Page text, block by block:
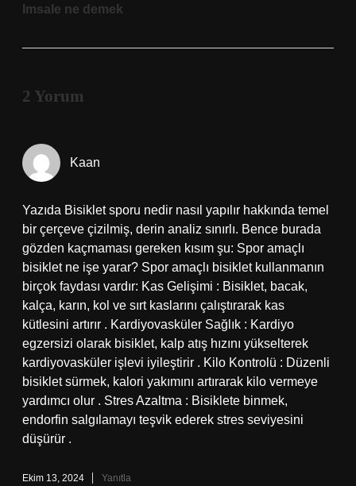
Imsale ne demek
2 Yorum
Kaan
Yazıda Bisiklet sporu nedir nasıl yapılır hakkında temel
bir çerçeve çizilmiş, derin analiz sınırlı. Bence burada
gözden kaçmaması gereken kısım şu: Spor amaçlı
bisiklet ne işe yarar? Spor amaçlı bisiklet kullanmanın
birçok faydası vardır: Kas Gelişimi : Bisiklet, bacak,
kalça, karın, kol ve sırt kaslarını çalıştırarak kas
kütlesini artırır . Kardiyovasküler Sağlık : Kardiyo
egzersizi olarak bisiklet, kalp atış hızını yükselterek
kardiyovasküler işlevi iyileştirir . Kilo Kontrolü : Düzenli
bisiklet sürmek, kalori yakımını artırarak kilo vermeye
yardımcı olur . Stres Azaltma : Bisiklete binmek,
endorfin salgılamayı teşvik ederek stres seviyesini
düşürür .
Ekim 13, 2024 Yanıtla